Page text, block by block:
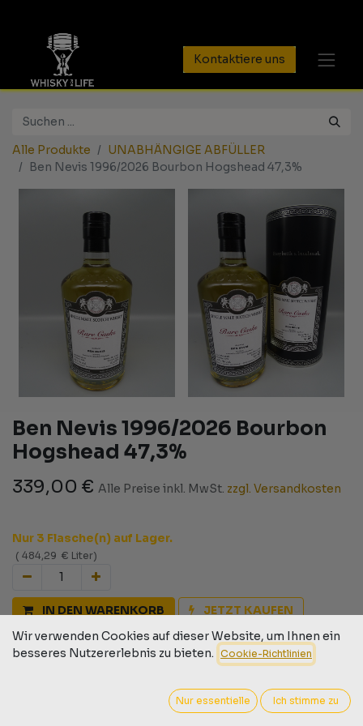
Kontaktiere uns
Alle Produkte
UNABHÄNGIGE ABFÜLLER
Ben Nevis 1996/2026 Bourbon Hogshead 47,3%
Ben Nevis 1996/2026 Bourbon
Hogshead 47,3%
339,00 € Alle Preise inkl. MwSt. zzgl. Versandkosten
Nur 3 Flasche(n) auf Lager.
( 484,29 € Liter)
IN DEN WARENKORB JETZT KAUFEN
Auf die Wunschliste
30-Tage-Geld-zurück-Garantie
Wir verwenden Cookies auf dieser Website, um Ihnen ein
besseres Nutzererlebnis zu bieten. Cookie-Richtlinien
Nur essentielle Ich stimme zu